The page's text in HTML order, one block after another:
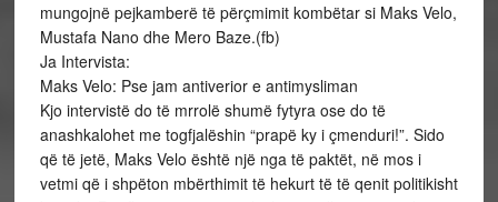
mungojnë pejkamberë të përçmimit kombëtar si Maks Velo,
Mustafa Nano dhe Mero Baze.(fb)
Ja Intervista:
Maks Velo: Pse jam antiverior e antimysliman
Kjo intervistë do të mrrolë shumë fytyra ose do të
anashkalohet me togfjalëshin “prapë ky i çmenduri!”. Sido
që të jetë, Maks Velo është një nga të paktët, në mos i
vetmi që i shpëton mbërthimit të hekurt të të qenit politikisht